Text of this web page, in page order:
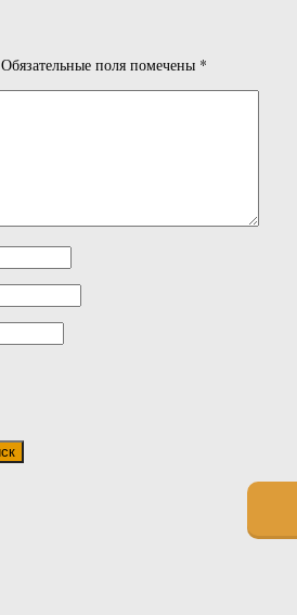
Обязательные поля помечены *